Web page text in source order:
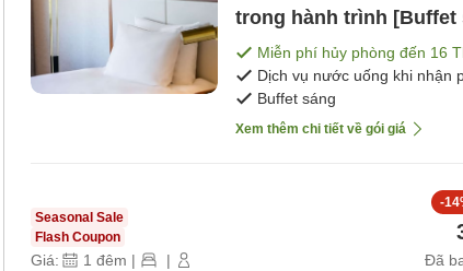
trong hành trình [Buffet
Miễn phí hủy phòng đến 16
Dịch vụ nước uống khi nhận
Buffet sáng
Xem thêm chi tiết về gói giá
Seasonal Sale
Flash Coupon
Giá: 1 đêm | |
-14
Đã